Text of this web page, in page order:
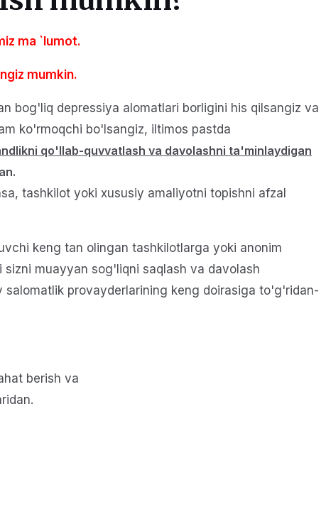
ma `lumot.
mumkin.
bog'liq depressiya alomatlari borligini his qilsangiz va
ko'rmoqchi bo'lsangiz, iltimos pastda
qo'llab-quvvatlash va davolashni ta'minlaydigan
tashkilot yoki xususiy amaliyotni topishni afzal
keng tan olingan tashkilotlarga yoki anonim
muayyan sog'liqni saqlash va davolash
provayderlarining keng doirasiga to'g'ridan-
berish va